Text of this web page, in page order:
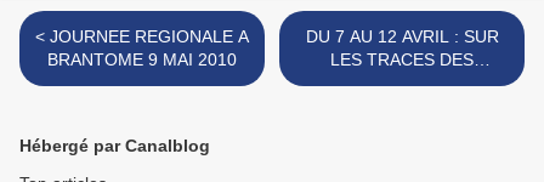
< JOURNEE REGIONALE A
BRANTOME 9 MAI 2010
DU 7 AU 12 AVRIL : SUR
LES TRACES DES
CATHARES, BALADE DANS
Hébergé par Canalblog